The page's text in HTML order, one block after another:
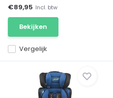
Vergelijk
€89,95 Incl. btw
Bekijken